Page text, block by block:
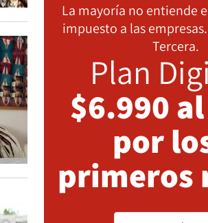
La mayoría no entiende
impuesto a las
Tercera.
Plan
$6.990
por
primeros